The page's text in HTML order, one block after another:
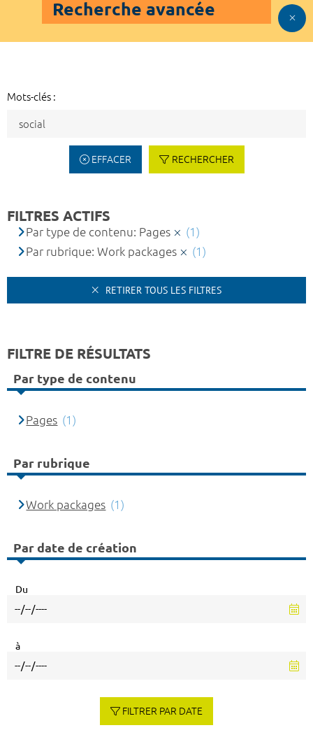
Recherche avancée
Mots-clés :
EFFACER RECHERCHER
FILTRES ACTIFS
Par type de contenu: Pages
(1)
Par rubrique: Work packages
(1)
RETIRER TOUS LES FILTRES
FILTRE DE RÉSULTATS
Par type de contenu
Pages (1)
Par rubrique
Work packages (1)
Par date de création
Du
à
FILTRER PAR DATE